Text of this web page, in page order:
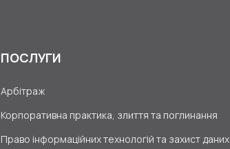
ПОСЛУГИ
Арбітраж
Корпоративна практика, злиття та поглинання
Право інформаційних технологій та захист даних